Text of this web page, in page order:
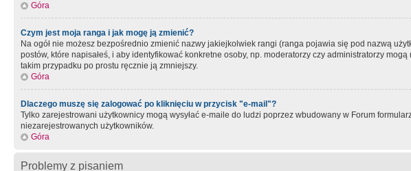
Góra
Czym jest moja ranga i jak mogę ją zmienić?
Na ogół nie możesz bezpośrednio zmienić nazwy jakiejkolwiek rangi (ranga pojawia się pod nazwą
postów, które napisałeś, i aby identyfikować konkretne osoby, np. moderatorzy czy administratorzy
takim przypadku po prostu ręcznie ją zmniejszy.
Góra
Dlaczego muszę się zalogować po kliknięciu w przycisk "e-mail"?
Tylko zarejestrowani użytkownicy mogą wysyłać e-maile do ludzi poprzez wbudowany w Forum
niezarejestrowanych użytkowników.
Góra
Problemy z pisaniem